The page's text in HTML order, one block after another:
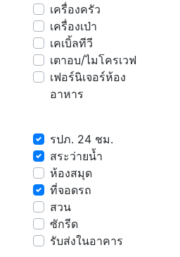
เครื่องครัว
เครื่องเป่า
เคเบิ้ลทีวี
เตาอบ/ไมโครเวฟ
เฟอร์นิเจอร์ห้อง
อาหาร
รปภ. 24 ชม.
สระว่ายน้ำ
ห้องสมุด
ที่จอดรถ
สวน
ซักรีด
รับส่งในอาคาร